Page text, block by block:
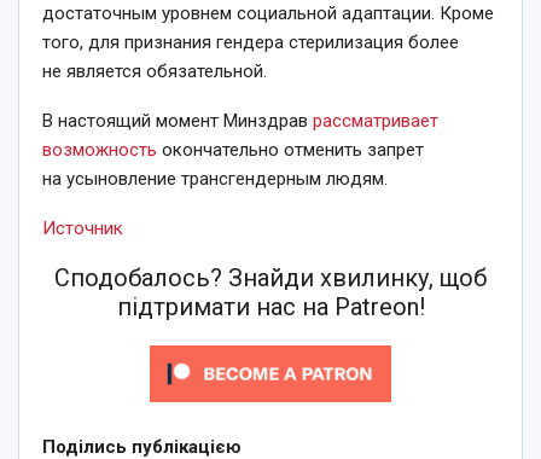
достаточным уровнем социальной адаптации. Кроме
того, для признания гендера стерилизация более
не является обязательной.
В настоящий момент Минздрав рассматривает
возможность окончательно отменить запрет
на усыновление трансгендерным людям.
Источник
Сподобалось? Знайди хвилинку, щоб
підтримати нас на Patreon!
Поділись публікацією